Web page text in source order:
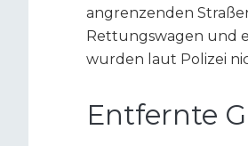
angrenzenden
Rettungswagen und
wurden laut Polizei
Entfernte